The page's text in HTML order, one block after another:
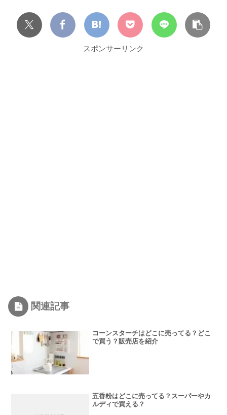
スポンサーリンク
関連記事
コーンスターチはどこに売ってる？どこ
で買う？販売店を紹介
五香粉はどこに売ってる？スーパーやカ
ルディで買える？